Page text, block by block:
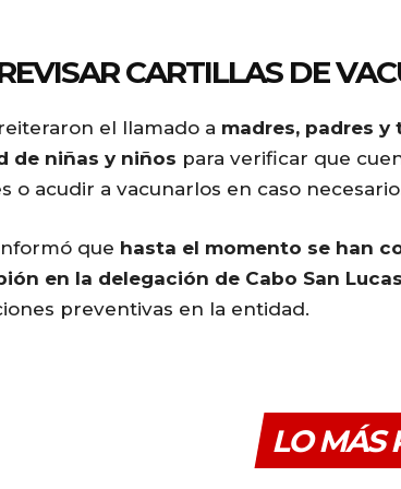
CARTILLAS DE
el llamado a madres, padres y
de niñas y niños para verificar que
o acudir a vacunarlos en caso
que hasta el momento se han
en la delegación de Cabo San Lucas
preventivas en la entidad.
LO MÁS